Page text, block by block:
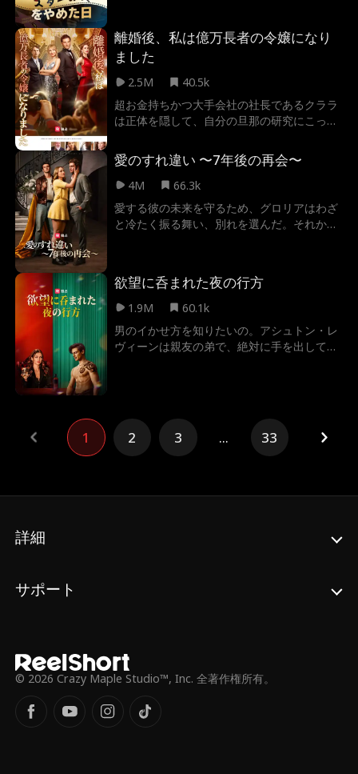
と結婚し、専業主夫になる。しかし妻や子ど
もからはぞんざいに扱われる日々。 そんな
中、サブリナを捨てた元カレが現れ、ダニエ
ルをさらなる地獄に突き落とす。 耐えかねた
ダニエルは、ついに離婚を決意。 大切なもの
を失ったことに気づいたサブリナは…。
離婚後、私は億万長者の令嬢になり
ました
2.5M
40.5k
超お金持ちかつ大手会社の社長であるクララ
は正体を隠して、自分の旦那の研究にこっそ
のミロはクララを裏切り、研究が完成に差し
掛かったタイミングで浮気するのである。今
までクララからのサポートを知らない旦那は
離婚を迫り、クララを侮辱するのである。が
っかりしたクララはそこで億万長者社長に戻
ると決心し、旦那のミロに与えた支援をすべ
愛のすれ違い 〜7年後の再会〜
4M
66.3k
愛する彼の未来を守るため、グロリアはわざ
と冷たく振る舞い、別れを選んだ。それから
や成功を手にした男性だった。再び交差する
視線、蘇る想い、そして明かされていく誤解
と真実。すれ違い続けた二人に、もう一度愛
欲望に呑まれた夜の行方
1.9M
60.1k
男のイかせ方を知りたいの。アシュトン・レ
ヴィーンは親友の弟で、絶対に手を出しては
ックスしない。恋に落ちない。でも、レッス
ンをするたびに、体が素直になっていく。
「友達」だけじゃ、もう足りない。彼との“す
1 2 3 ... 33
詳細
サポート
© 2026 Crazy Maple Studio™, Inc. 全著作権所有。